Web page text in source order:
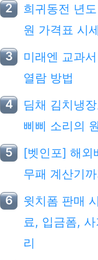
희귀동전 년
원 가격표 시
미래엔 교과
열람 방법
딤채 김치냉장
삐삐 소리의
[벳인포] 해외
무패 계산기까
윗치폼 판매
료, 입금폼,
리